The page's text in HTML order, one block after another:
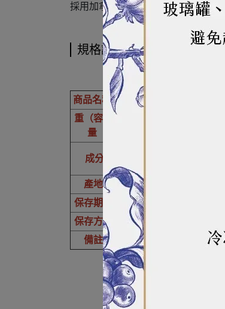
採用加拿大西部紅春麥研磨製成。
規格說明
商品名稱 水手牌特級強力粉
重（容）
量
成分
小麥麵粉、小麥蛋白、
素、糊精、磷酸鈣 、鹽。
產地
台灣
保存期限
12個月
保存方式
請置於乾燥陰涼處，避
備註
本產品含麩質，可能導